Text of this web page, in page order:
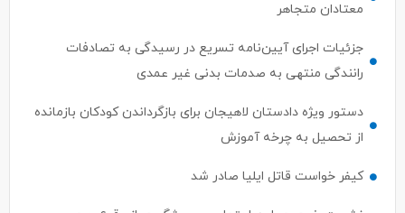
معتادان متجاهر
جزئیات اجرای آیین‌نامه تسریع در رسیدگی به تصادفات
رانندگی منتهی به صدمات بدنی غیر عمدی
دستور ویژه دادستان لاهیجان برای بازگرداندن کودکان بازمانده
از تحصیل به چرخه آموزش
کیفر خواست قاتل ایلیا صادر شد